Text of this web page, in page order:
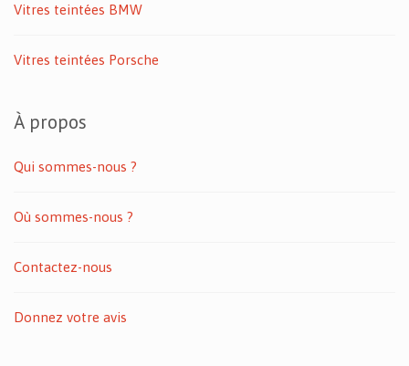
Vitres teintées BMW
Vitres teintées Porsche
À propos
Qui sommes-nous ?
Où sommes-nous ?
Contactez-nous
Donnez votre avis